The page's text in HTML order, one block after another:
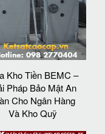
Kho Tiền BEMC –
Pháp Bảo Mật An
Cho Ngân Hàng
Và Kho Quỹ